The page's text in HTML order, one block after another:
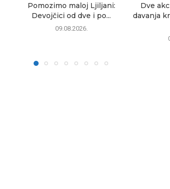
Pomozimo maloj Ljiljani:
Devojčici od dve i po...
09.08.2026.
Dve
davanja